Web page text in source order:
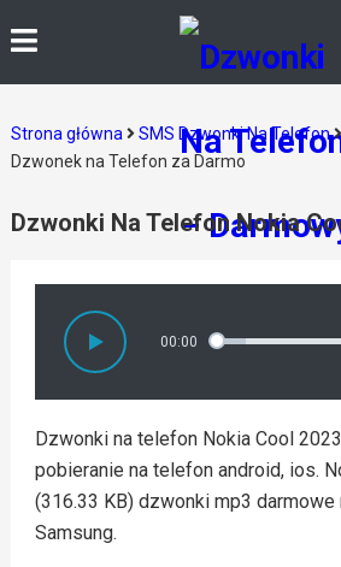
Strona główna SMS Dzwonki Na Telefon
Dzwonek na Telefon za Darmo
Dzwonki Na Telefon Nokia
00:00
Dzwonki na telefon Nokia Cool
pobieranie na telefon android, ios.
(316.33 KB) dzwonki mp3
Samsung.